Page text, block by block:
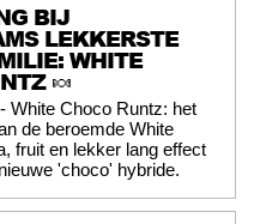
BIJ
LEKKERSTE
WHITE
🍬
- White Choco Runtz: het
de beroemde White
fruit en lekker lang effect
'choco' hybride.